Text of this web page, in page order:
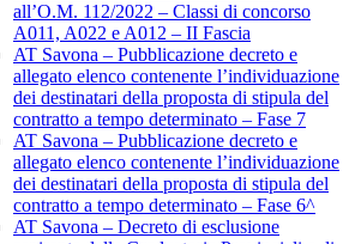
all’O.M. 112/2022 – Classi di concorso
A011, A022 e A012 – II Fascia
AT Savona – Pubblicazione decreto e
allegato elenco contenente l’individuazione
dei destinatari della proposta di stipula del
contratto a tempo determinato – Fase 7
AT Savona – Pubblicazione decreto e
allegato elenco contenente l’individuazione
dei destinatari della proposta di stipula del
contratto a tempo determinato – Fase 6^
AT Savona – Decreto di esclusione